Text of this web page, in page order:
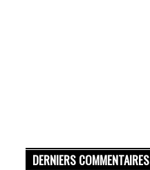
DERNIERS COMMENTAIRES